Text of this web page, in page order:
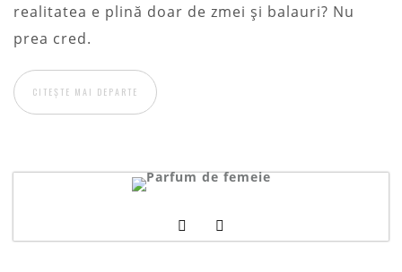
realitatea e plină doar de zmei și balauri? Nu
prea cred.
CITEȘTE MAI DEPARTE